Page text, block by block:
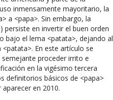
inmensamente mayoritario, la
a <papa>. Sin embargo, la
persiste en invertir el buen orden
bajo el lema <patata>, dejando al
En este artículo se
proceder irrito e
en la vigésimo tercera
definitorios básicos de <papa>
en 2010.